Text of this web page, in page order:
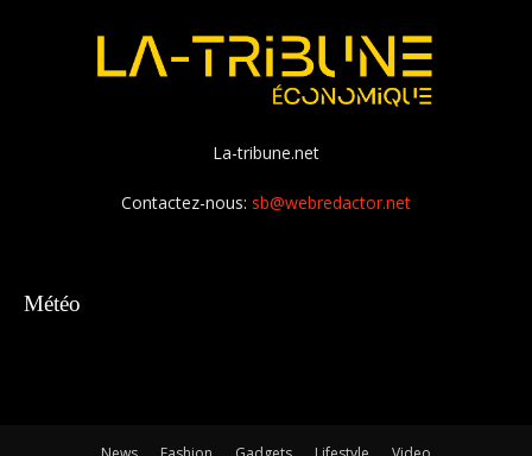
La-tribune.net
Contactez-nous: sb@webredactor.net
Météo